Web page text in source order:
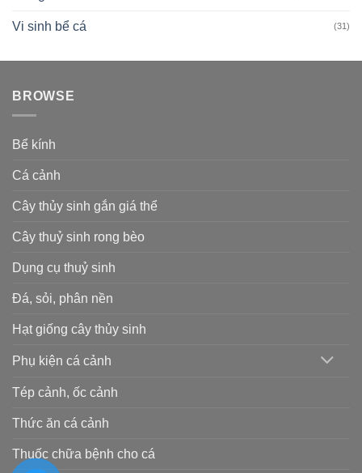
Vi sinh bể cá (31)
BROWSE
Bể kính
Cá cảnh
Cây thủy sinh gắn giá thể
Cây thuỷ sinh rong bèo
Dụng cụ thuỷ sinh
Đá, sỏi, phân nền
Hạt giống cây thủy sinh
Phụ kiện cá cảnh
Tép cảnh, ốc cảnh
Thức ăn cá cảnh
Thuốc chữa bệnh cho cá